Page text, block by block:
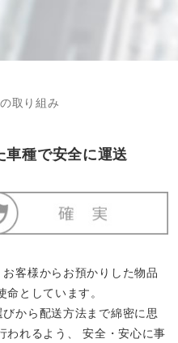
取り組み
車種で安全に運送
客様からお預かりした物品
としています。
から配送方法まで綿密に思
れるよう、
安全・安心に事